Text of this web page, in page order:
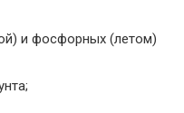
и фосфорных (летом)